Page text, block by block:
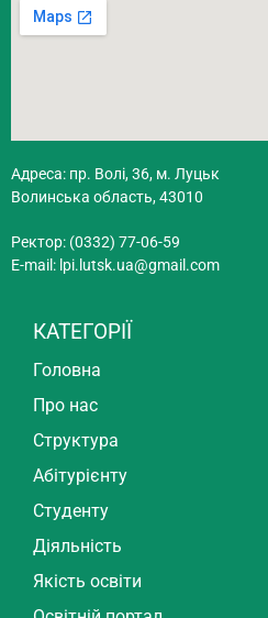
Адреса: пр. Волі, 36, м. Луцьк
Волинська область, 43010
Ректор: (0332) 77-06-59
E-mail: lpi.lutsk.ua@gmail.com
КАТЕГОРІЇ
Головна
Про нас
Структура
Абітурієнту
Студенту
Діяльність
Якість освіти